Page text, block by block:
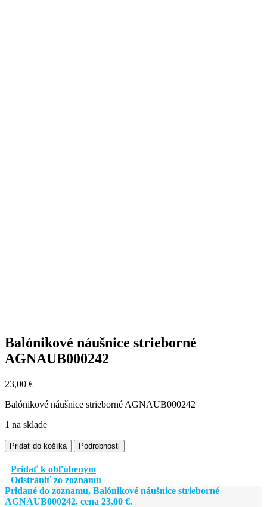
Balónikové náušnice strieborné
AGNAUB000242
23,00 €
Balónikové náušnice strieborné AGNAUB000242
1 na sklade
množstvo
Balónikové
náušnice
strieborné
AGNAUB000242
Pridať do košíka Podrobnosti
Pridať k obľúbeným
Odstrániť zo zoznamu
Pridané do zoznamu, Balónikové náušnice strieborné
AGNAUB000242, cena 23,00 €.